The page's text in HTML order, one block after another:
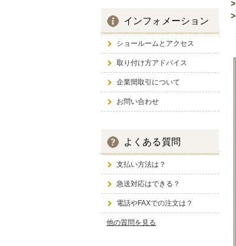
インフォメーション
ショールームとアクセス
取り付け方アドバイス
企業間取引について
お問い合わせ
よくある質問
支払い方法は？
急送対応はできる？
電話やFAXでの注文は？
他の質問を見る
>
>